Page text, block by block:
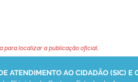
para localizar a publicação oficial.
ATENDIMENTO AO CIDADÃO (SIC) E